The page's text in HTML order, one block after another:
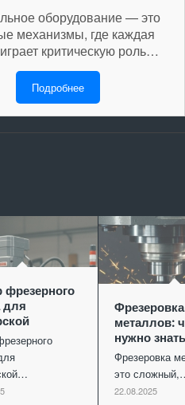
оборудование — это
механизмы, где каждая
критическую роль…
Подробнее
для
Фрезеровка
металлов:
нужно знать
Фрезеровка
это
22.08.2025